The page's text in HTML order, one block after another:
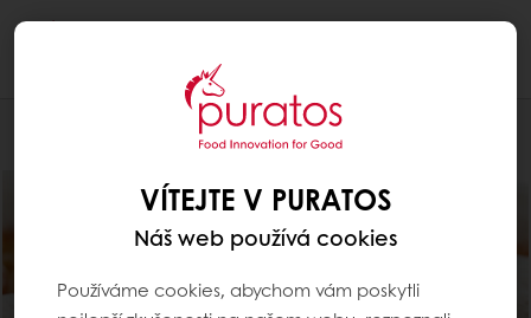
VÍTEJTE V PURATOS
Náš web používá cookies
Používáme cookies, abychom vám poskytli